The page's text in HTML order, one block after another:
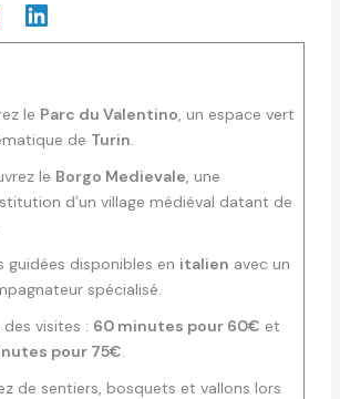
le Parc du Valentino, un espace vert
de Turin.
le Borgo Medievale, une
d’un village médiéval datant de
guidées disponibles en italien avec un
spécialisé.
des visites : 60 minutes pour 60€ et
pour 75€.
de sentiers, bosquets et vallons lors